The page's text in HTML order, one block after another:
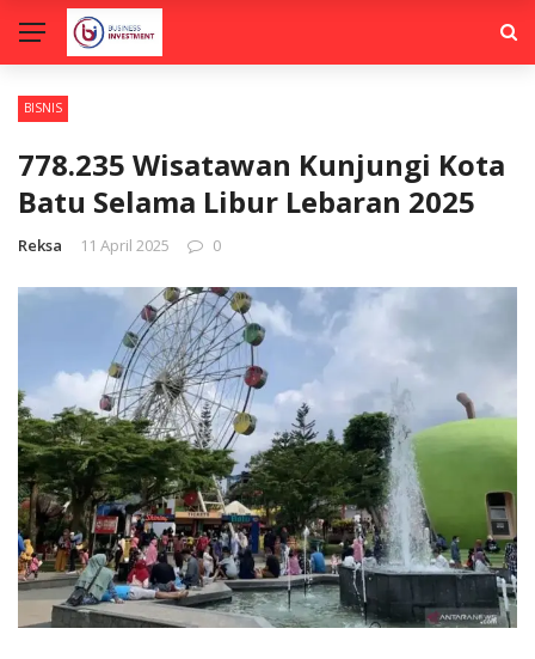
BISNIS
778.235 Wisatawan Kunjungi Kota
Batu Selama Libur Lebaran 2025
Reksa 11 April 2025 0